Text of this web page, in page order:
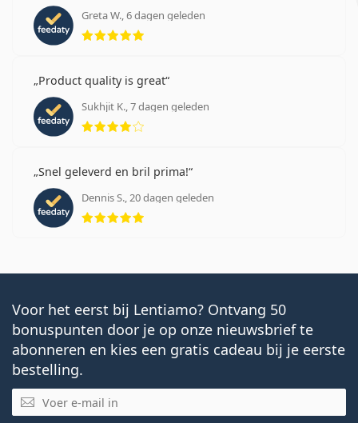
Greta W., 6 dagen geleden
Beoordeling 5 van 5
Product quality is great
Sukhjit K., 7 dagen geleden
Beoordeling 4 van 5
Snel geleverd en bril prima!
Dennis S., 20 dagen geleden
Beoordeling 5 van 5
Voor het eerst bij Lentiamo? Ontvang 50
bonuspunten door je op onze nieuwsbrief te
abonneren en kies een gratis cadeau bij je eerste
bestelling.
E-mail